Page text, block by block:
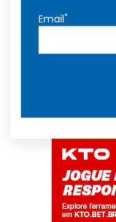
Email*